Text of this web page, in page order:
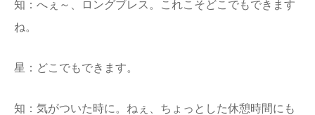
知：へぇ～、ロングブレス。これこそどこでもできます
ね。
星：どこでもできます。
知：気がついた時に。ねぇ、ちょっとした休憩時間にも